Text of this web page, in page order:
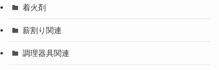
着火剤
薪割り関連
調理器具関連